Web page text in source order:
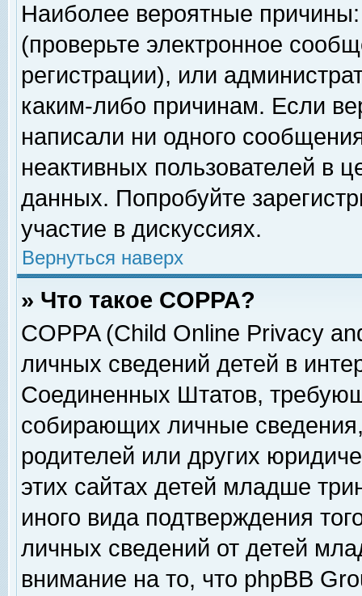
Наиболее вероятные
(проверьте электронное
регистрации), или
каким-либо причинам. Если
написали ни одного
неактивных пользователей в
данных. Попробуйте
участие в дискуссиях.
Вернуться наверх
» Что такое COPPA?
COPPA (Child Online Privacy
личных сведений детей в
Соединенных Штатов,
собирающих личные
родителей или других
этих сайтах детей младше
иного вида подтверждения
личных сведений от детей
внимание на то, что phpBB